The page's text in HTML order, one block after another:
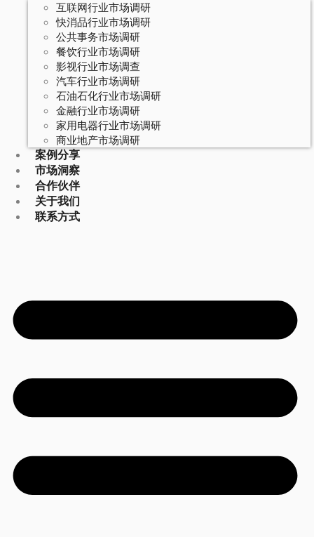
互联网行业市场调研
快消品行业市场调研
公共事务市场调研
餐饮行业市场调研
影视行业市场调查
汽车行业市场调研
石油石化行业市场调研
金融行业市场调研
家用电器行业市场调研
商业地产市场调研
案例分享
市场洞察
合作伙伴
关于我们
联系方式